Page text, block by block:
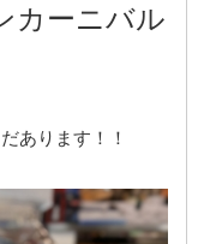
カーニバル
あります！！